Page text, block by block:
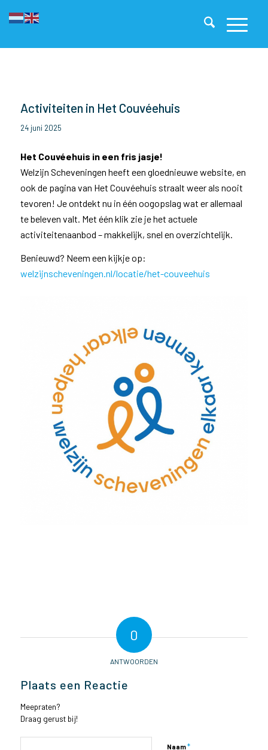
Activiteiten in Het Couvéehuis
24 juni 2025
Het Couvéehuis in een fris jasje!
Welzijn Scheveningen heeft een gloednieuwe website, en
ook de pagina van Het Couvéehuis straalt weer als nooit
tevoren! Je ontdekt nu in één oogopslag wat er allemaal
te beleven valt. Met één klik zie je het actuele
activiteitenaanbod – makkelijk, snel en overzichtelijk.
Benieuwd? Neem een kijkje op:
welzijnscheveningen.nl/locatie/het-couveehuis
0
ANTWOORDEN
Plaats een Reactie
Meepraten?
Draag gerust bij!
Naam*